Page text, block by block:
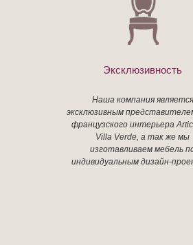
Эксклюзивность
Наша компания является
эксклюзивным
французского интерьера
Villa Verde, а так же мы
изготавливаем мебель
индивидуальным дизайн-